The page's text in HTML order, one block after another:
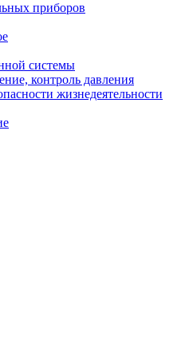
приборов
системы
контроль давления
жизнедеятельности